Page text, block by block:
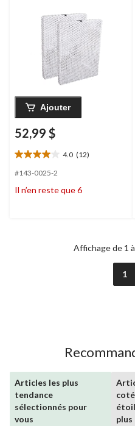
HC26/Aprilaire 35, paq.
Ajouter
52,99 $
4.0 (12)
4.0
étoile(s)
5.
#143-0025-2
Il n’en reste que 6
Affichage de 1
1
Articles les plus
tendance
sélectionnés pour
vous
plus